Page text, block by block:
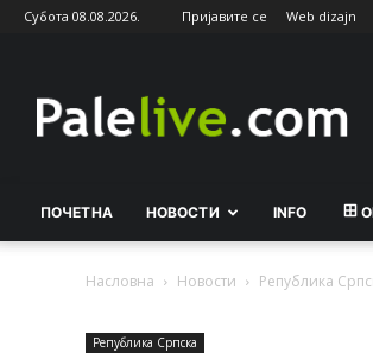
Субота 08.08.2026. Пријавите се Web dizajn
ПОЧЕТНА НОВОСТИ INFO
Насловна Новости Рeпублика
Рeпублика Српска